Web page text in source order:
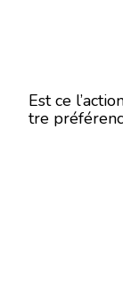
Est ce
tre